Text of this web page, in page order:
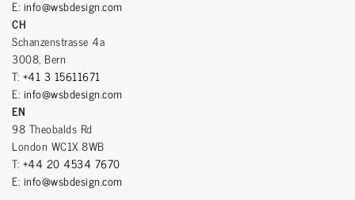
E: info@wsbdesign.com
CH
Schanzenstrasse 4a
3008, Bern
T: +41 3 15611671
E: info@wsbdesign.com
EN
98 Theobalds Rd
London WC1X 8WB
T: +44 20 4534 7670
E: info@wsbdesign.com